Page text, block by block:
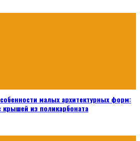
малых архитектурных форм:
крышей из поликарбоната